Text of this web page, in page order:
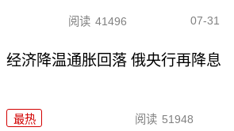
阅读 41496 07-31
经济降温通胀回落 俄央行再降息
最热 阅读 51948